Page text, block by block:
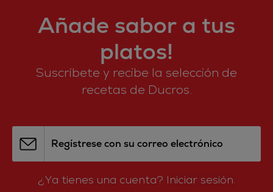
Añade sabor a tus
platos!
Suscríbete y recibe la selección de
recetas de Ducros.
Regístrese con su correo electrónico
¿Ya tienes una cuenta? Iniciar sesión.